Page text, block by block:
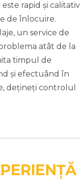
rapid și calitativ
de înlocuire.
un service de
atât de la
timpul de
și efectuând în
dețineți controlul